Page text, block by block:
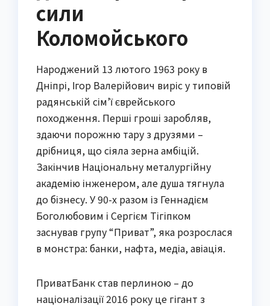
сили
Коломойського
Народжений 13 лютого 1963 року в
Дніпрі, Ігор Валерійович виріс у типовій
радянській сім’ї єврейського
походження. Перші гроші заробляв,
здаючи порожню тару з друзями –
дрібниця, що сіяла зерна амбіцій.
Закінчив Національну металургійну
академію інженером, але душа тягнула
до бізнесу. У 90-х разом із Геннадієм
Боголюбовим і Сергієм Тігіпком
заснував групу “Приват”, яка розрослася
в монстра: банки, нафта, медіа, авіація.
ПриватБанк став перлиною – до
націоналізації 2016 року це гігант з